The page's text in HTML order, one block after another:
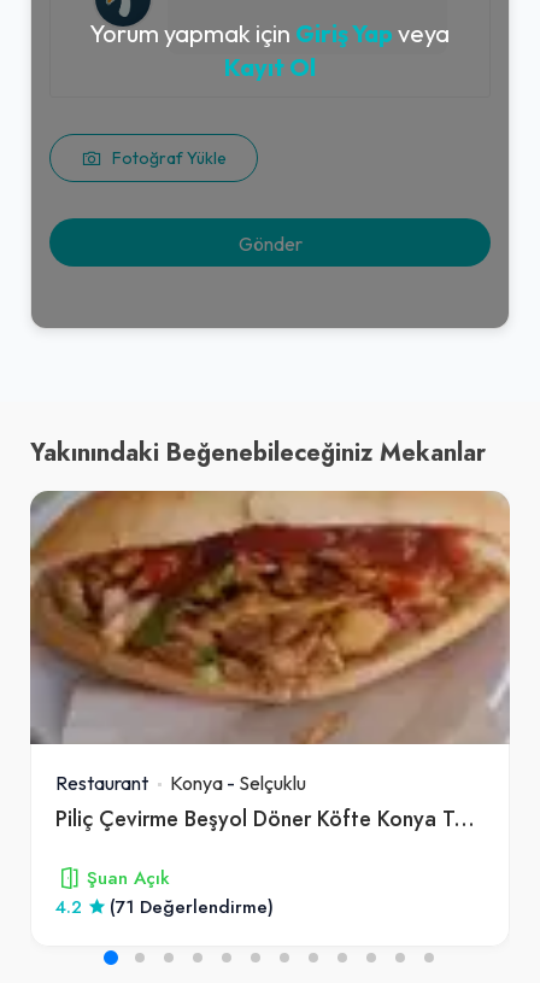
Fotoğraf Yükle
Yorum yapmak için Giriş Yap veya
Kayıt Ol
Yakınındaki Beğenebileceğiniz Mekanlar
Restaurant Konya - Selçuklu
Piliç Çevirme Beşyol Döner Köfte Konya Tavuk Döner Lezzet Nalcaci Köz Mangal Kömür
Şuan Açık
4.2
(71 Değerlendirme)